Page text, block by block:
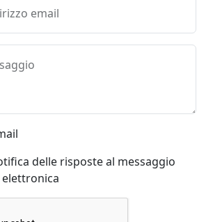
email
delle risposte al messaggio